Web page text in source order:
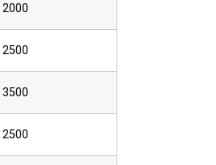
2000
2500
3500
2500